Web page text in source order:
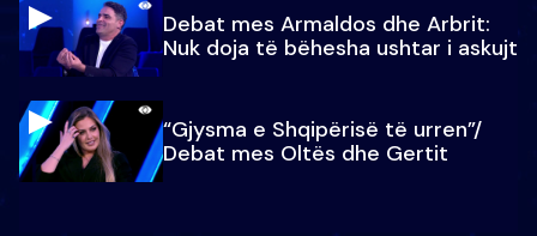
Debat mes Armaldos dhe Arbrit:
Nuk doja të bëhesha ushtar i askujt
“Gjysma e Shqipërisë të urren”/
Debat mes Oltës dhe Gertit